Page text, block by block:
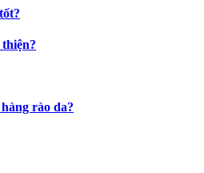
rào da?